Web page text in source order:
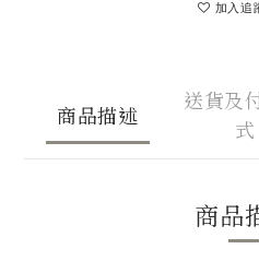
加入追
商品描述
送貨及
式
商品